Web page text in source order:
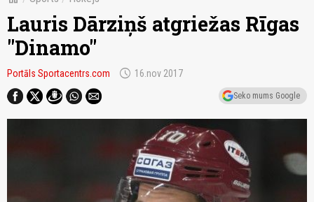
Lauris Dārziņš atgriežas Rīgas
"Dinamo"
Portāls Sportacentrs.com schedule 16.nov 2017
Seko mums Google